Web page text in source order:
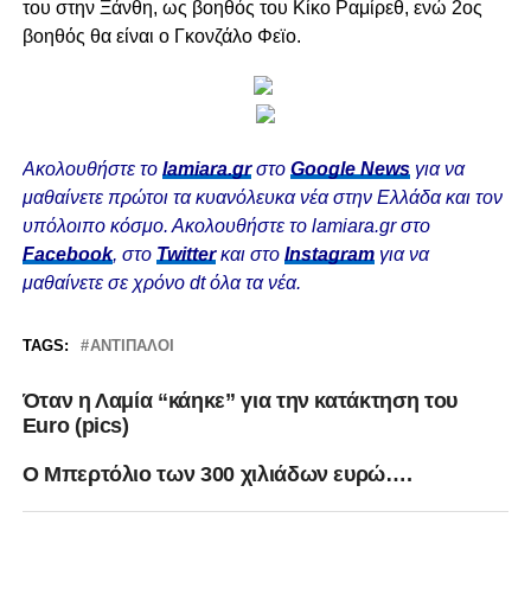
του στην Ξάνθη, ως βοηθός του Κίκο Ραμίρεθ, ενώ 2ος
βοηθός θα είναι ο Γκονζάλο Φεϊο.
Ακολουθήστε το lamiara.grστο Google Newsγια να
μαθαίνετε πρώτοι τα κυανόλευκα νέα στην Ελλάδα και τον
υπόλοιπο κόσμο. Ακολουθήστε το lamiara.gr στο
Facebook, στο Twitterκαι στο Instagram για να
μαθαίνετε σε χρόνο dt όλα τα νέα.
TAGS: ΑΝΤΊΠΑΛΟΙ
Όταν η Λαμία “κάηκε” για την κατάκτηση του
Euro (pics)
O Mπερτόλιο των 300 χιλιάδων ευρώ….